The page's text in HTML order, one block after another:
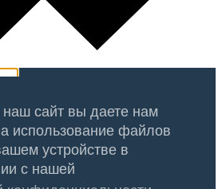
наш сайт вы даете нам
использование файлов
устройстве в
с нашей